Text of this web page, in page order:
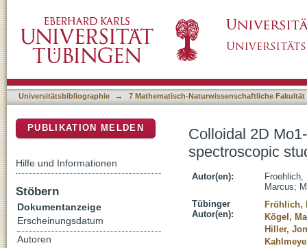
Universitätsbibliographie → 7 Mathematisch-Naturwissenschaftliche Fakultät
Colloidal 2D
spectroscopic
Autor(en):
Froehlich,
Marcus;
Tübinger
Autor(en):
Fröhlich,
Kögel,
Hiller,
PUBLIKATION MELDEN
Hilfe und Informationen
Stöbern
Dokumentanzeige
Erscheinungsdatum
Autoren